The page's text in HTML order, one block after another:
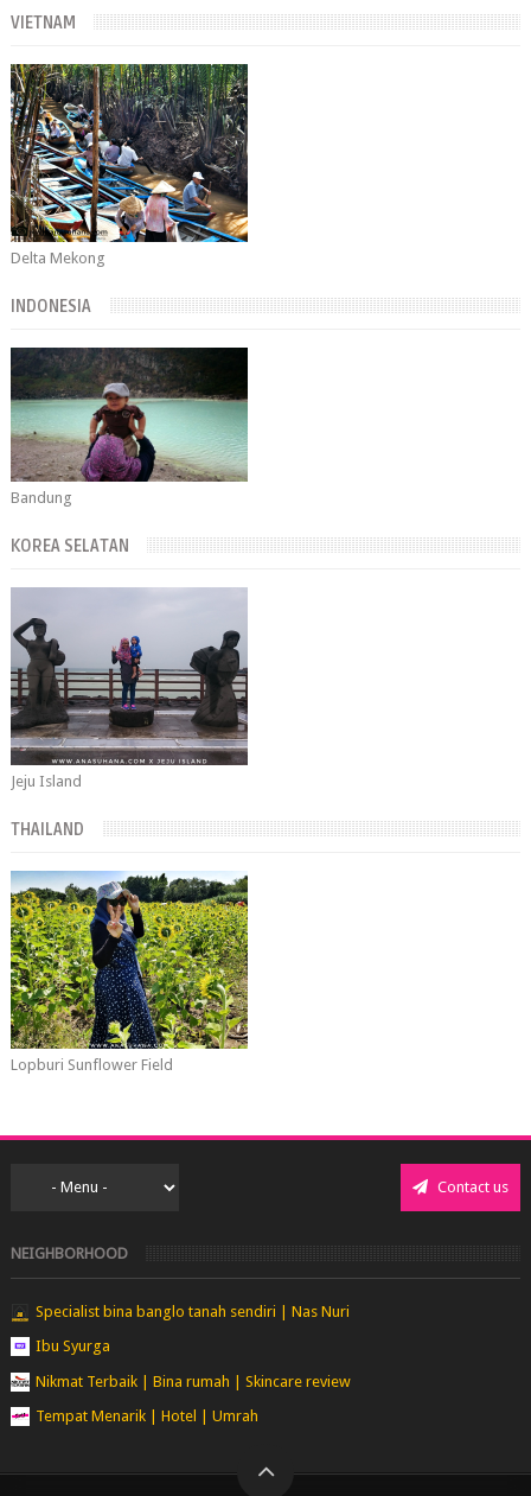
VIETNAM
Delta Mekong
INDONESIA
Bandung
KOREA SELATAN
Jeju Island
THAILAND
Lopburi Sunflower Field
Contact us
NEIGHBORHOOD
Specialist bina banglo tanah sendiri | Nas Nuri
Ibu Syurga
Nikmat Terbaik | Bina rumah | Skincare review
Tempat Menarik | Hotel | Umrah